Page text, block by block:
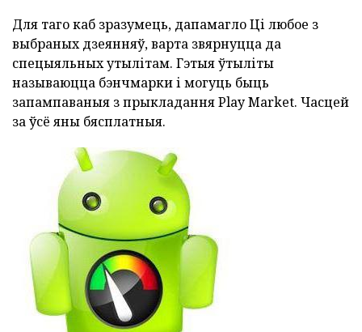
Для таго каб зразумець, дапамагло Ці любое з
выбраных дзеянняў, варта звярнуцца да
спецыяльных утылітам. Гэтыя ўтыліты
называюцца бэнчмарки і могуць быць
запампаваныя з прыкладання Play Market. Часцей
за ўсё яны бясплатныя.